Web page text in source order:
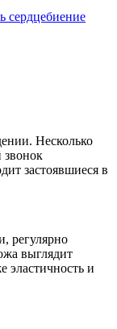
сердцебиение
Несколько
звонок
застоявшиеся в
регулярно
выглядит
эластичность и